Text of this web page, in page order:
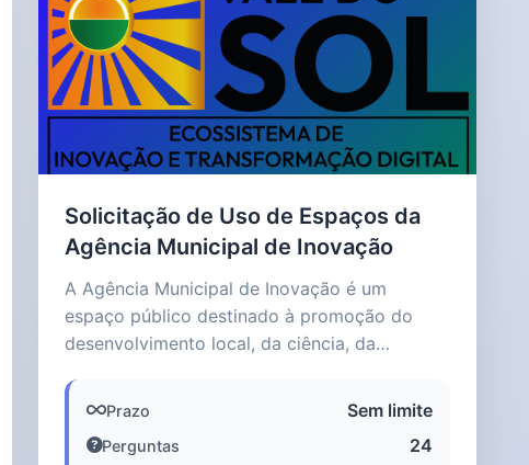
Solicitação de Uso de Espaços da
Agência Municipal de Inovação
A Agência Municipal de Inovação é um
espaço público destinado à promoção do
desenvolvimento local, da ciência, da
Prazo Sem limite
Perguntas 24